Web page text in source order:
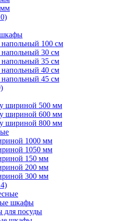
100 см
30 см
35 см
40 см
45 см
шириной 500 мм
шириной 600 мм
шириной 800 мм
1000 мм
1050 мм
150 мм
200 мм
300 мм
шкафы
для посуды